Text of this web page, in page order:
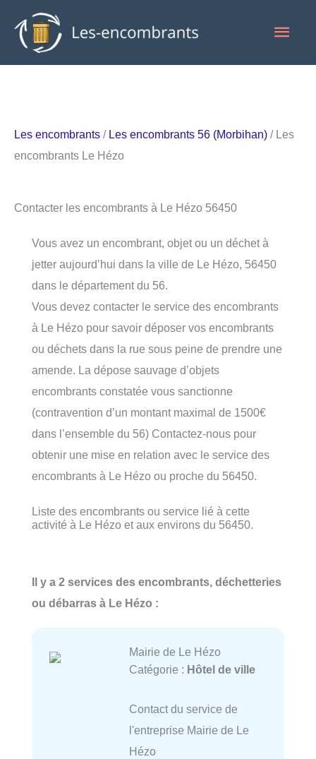
contenu
Les encombrants / Les encombrants 56 (Morbihan) / Les
encombrants Le Hézo
Contacter les encombrants à Le Hézo 56450
Vous avez un encombrant, objet ou un déchet à
jetter aujourd’hui dans la ville de Le Hézo, 56450
dans le département du 56.
Vous devez contacter le service des encombrants
à Le Hézo pour savoir déposer vos encombrants
ou déchets dans la rue sous peine de prendre une
amende. La dépose sauvage d’objets
encombrants constatée vous sanctionne
(contravention d’un montant maximal de 1500€
dans l’ensemble du 56) Contactez-nous pour
obtenir une mise en relation avec le service des
encombrants à Le Hézo ou proche du 56450.
Liste des encombrants ou service lié à cette
activité à Le Hézo et aux environs du 56450.
Il y a 2 services des encombrants, déchetteries
ou débarras à Le Hézo :
Mairie de Le Hézo
Catégorie : Hôtel de ville
Contact du service de
l'entreprise Mairie de Le
Hézo